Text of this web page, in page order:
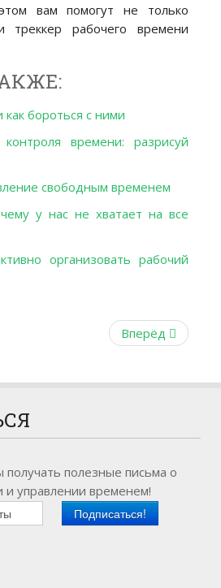
вам помогут не только
треккер рабочего времени
бороться с ними
времени: разрисуй
свободным временем
у нас не хватает на все
организовать рабочий
Вперёд
полезные письма о
и управлении временем!